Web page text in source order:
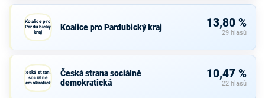
Koalice pro
Pardubický
kraj
Koalice pro Pardubický kraj 13,80 %
29 hlasů
Česká strana
sociálně
demokratická
Česká strana sociálně
demokratická
10,47 %
22 hlasů